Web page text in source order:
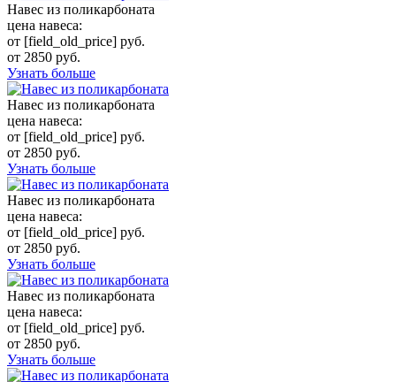
Навес из поликарбоната
цена навеса:
от [field_old_price] руб.
от 2850 руб.
Узнать больше
Навес из поликарбоната
цена навеса:
от [field_old_price] руб.
от 2850 руб.
Узнать больше
Навес из поликарбоната
цена навеса:
от [field_old_price] руб.
от 2850 руб.
Узнать больше
Навес из поликарбоната
цена навеса:
от [field_old_price] руб.
от 2850 руб.
Узнать больше